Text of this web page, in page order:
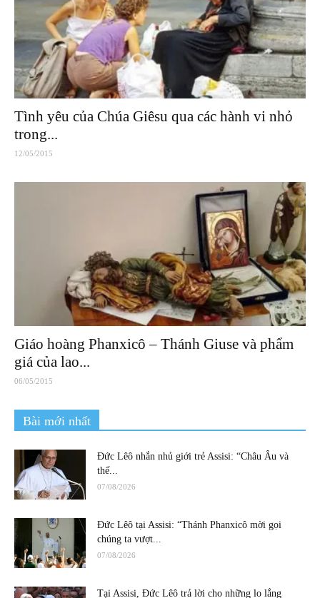
Tình yêu của Chúa Giêsu qua các hành vi nhỏ
trong...
12/05/2015
Giáo hoàng Phanxicô – Thánh Giuse và phẩm
giá của lao...
06/05/2015
Bài mới nhất
Đức Lêô nhắn nhủ giới trẻ Assisi: “Châu Âu và
thế...
07/08/2026
Đức Lêô tại Assisi: “Thánh Phanxicô mời gọi
chúng ta vượt...
07/08/2026
Tại Assisi, Đức Lêô trả lời cho những lo lắng